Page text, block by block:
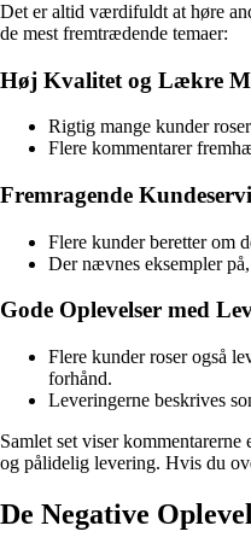
Det er altid værdifuldt at høre
de mest fremtrædende temaer:
Høj Kvalitet og Lækre
Rigtig mange kunder
Flere kommentarer
Fremragende
Flere kunder beretter om
Der nævnes eksempler
Gode Oplevelser med
Flere kunder roser også
forhånd.
Leveringerne beskrives
Samlet set viser
og pålidelig levering. Hvis du
De Negative